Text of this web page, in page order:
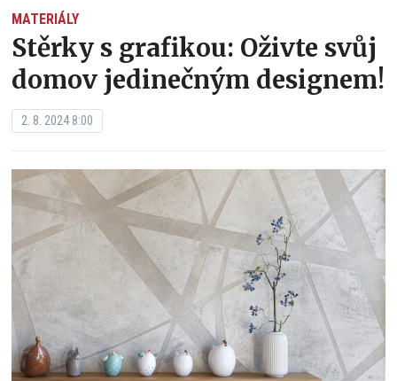
MATERIÁLY
Stěrky s grafikou: Oživte svůj
domov jedinečným designem!
2. 8. 2024 8:00